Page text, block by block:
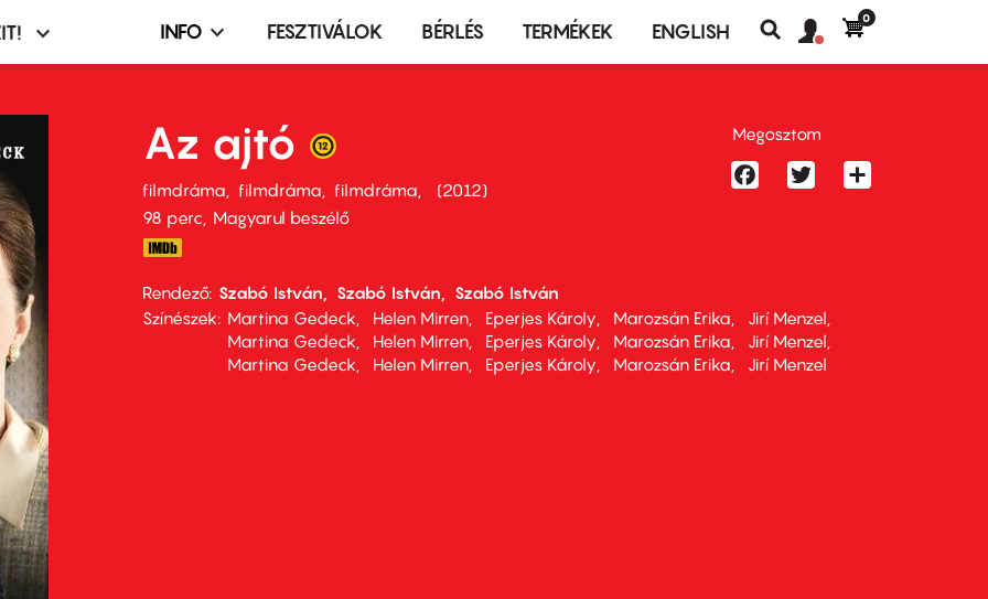
Infó,
terembérlés
menü
INFO FESZTIVÁLOK BÉRLÉS TERMÉKEK ENGLISH
Keresés
fiók
Felhasználói
0
Az ajtó
filmdráma filmdráma filmdráma
2012
98 perc,
Magyarul beszélő
Rendező Szabó István Szabó István
Szabó István
Színészek
Martina Gedeck Helen Mirren Eperjes Károly Marozsán Erika
Jirí Menzel
Martina Gedeck
Helen Mirren Eperjes Károly Marozsán Erika
Jirí Menzel
Martina Gedeck
Helen Mirren Eperjes Károly Marozsán Erika Jirí Menzel
Megosztom
FacebookTwitter